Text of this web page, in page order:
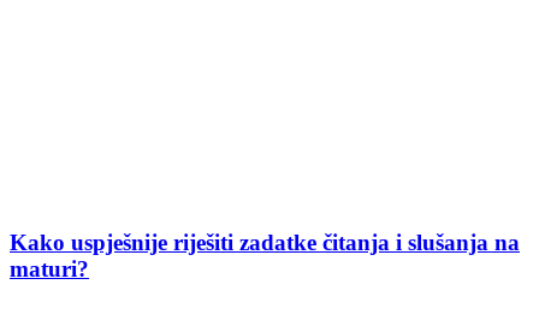
Kako uspješnije riješiti zadatke čitanja i slušanja na
maturi?